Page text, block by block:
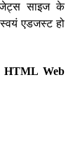
साइज के
एडजस्ट हो
HTML Web